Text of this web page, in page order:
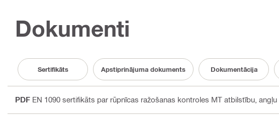
Dokumenti
Sertifikāts Apstiprinājuma dokuments Dokumentācija
PDF EN 1090 sertifikāts par rūpnīcas ražošanas kontroles MT atbilstību , angļu